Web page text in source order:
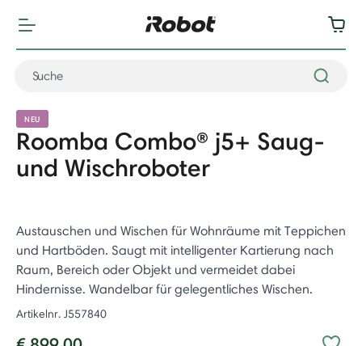
NEU
Roomba Combo® j5+ Saug-
und Wischroboter
Austauschen und Wischen für Wohnräume mit Teppichen
und Hartböden. Saugt mit intelligenter Kartierung nach
Raum, Bereich oder Objekt und vermeidet dabei
Hindernisse. Wandelbar für gelegentliches Wischen. ​
Artikelnr. J557840